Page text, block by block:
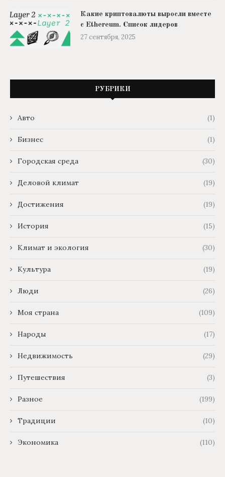
Какие криптовалюты выросли вместе
с Ethereum. Список лидеров
27 сентября, 2025
РУБРИКИ
Авто (1)
Бизнес (1)
Городская среда (30)
Деловой климат (19)
Достижения (19)
История (15)
Климат и экология (30)
Культура (19)
Люди (26)
Моя страна (109)
Народы (17)
Недвижимость (29)
Путешествия (3)
Разное (199)
Традиции (10)
Экономика (110)